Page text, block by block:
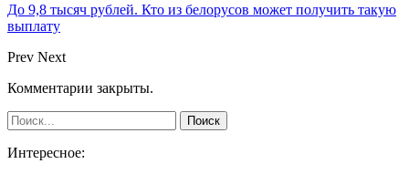
До 9,8 тысяч рублей. Кто из белорусов может получить такую
выплату
Prev Next
Комментарии закрыты.
Интересное: